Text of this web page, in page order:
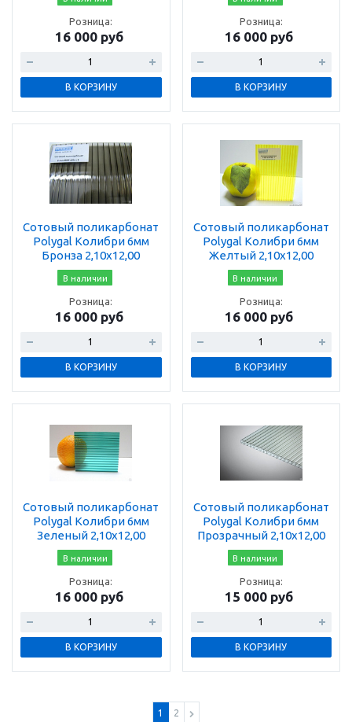
Розница:
16 000 руб
В КОРЗИНУ
Розница:
16 000 руб
В КОРЗИНУ
Сотовый поликарбонат
Polygal Колибри 6мм
Бронза 2,10x12,00
В наличии
Розница:
16 000 руб
В КОРЗИНУ
Сотовый поликарбонат
Polygal Колибри 6мм
Желтый 2,10x12,00
В наличии
Розница:
16 000 руб
В КОРЗИНУ
Сотовый поликарбонат
Polygal Колибри 6мм
Зеленый 2,10x12,00
В наличии
Розница:
16 000 руб
В КОРЗИНУ
Сотовый поликарбонат
Polygal Колибри 6мм
Прозрачный 2,10x12,00
В наличии
Розница:
15 000 руб
В КОРЗИНУ
1 2